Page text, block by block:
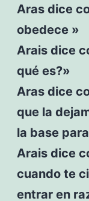
Aras dice
obedece »
Arais dice
qué es?»
Aras dice
que la
la base
Arais dice
cuando te
entrar en